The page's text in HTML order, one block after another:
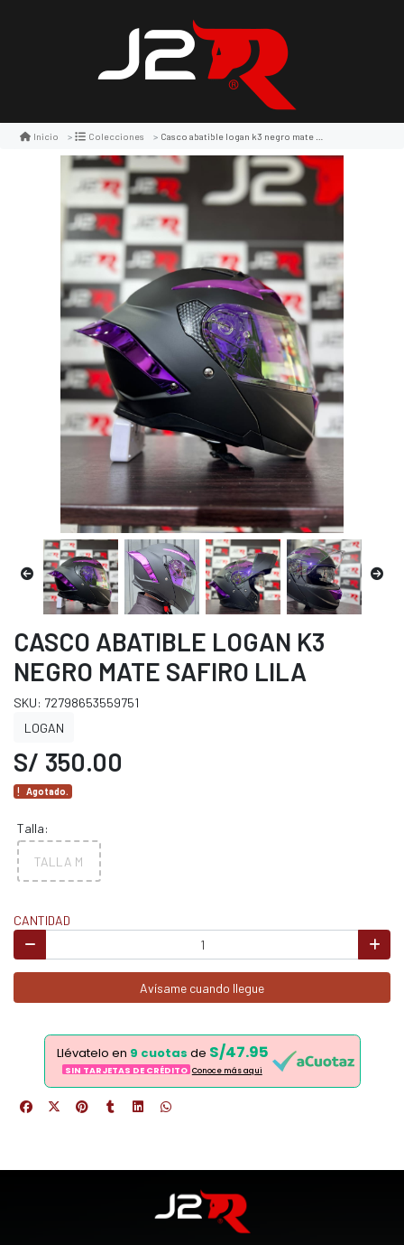
Inicio Colecciones Casco abatible logan k3 negro mate safiro lila
CASCO ABATIBLE LOGAN K3
NEGRO MATE SAFIRO LILA
SKU: 72798653559751
LOGAN
S/ 350.00
Agotado.
Talla:
TALLA M
CANTIDAD
Avísame cuando llegue
Llévatelo en 9 cuotas de S/47.95
SIN TARJETAS DE CRÉDITO Conoce más aqui